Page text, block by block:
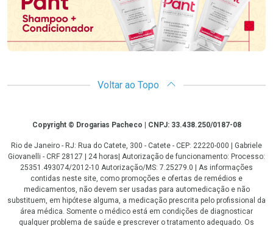
Voltar ao Topo
CopyrightCopyright © Drogarias Pacheco | CNPJ: 33.438.250/0187-08
Rio de Janeiro - RJ: Rua do Catete, 300 - Catete - CEP: 22220-000 | Gabriele
Giovanelli - CRF 28127 | 24 horas| Autorização de funcionamento: Processo:
25351.493074/2012-10 Autorização/MS: 7.25279.0 | As informações
contidas neste site, como promoções e ofertas de remédios e
medicamentos, não devem ser usadas para automedicação e não
substituem, em hipótese alguma, a medicação prescrita pelo profissional da
área médica. Somente o médico está em condições de diagnosticar
qualquer problema de saúde e prescrever o tratamento adequado. Os